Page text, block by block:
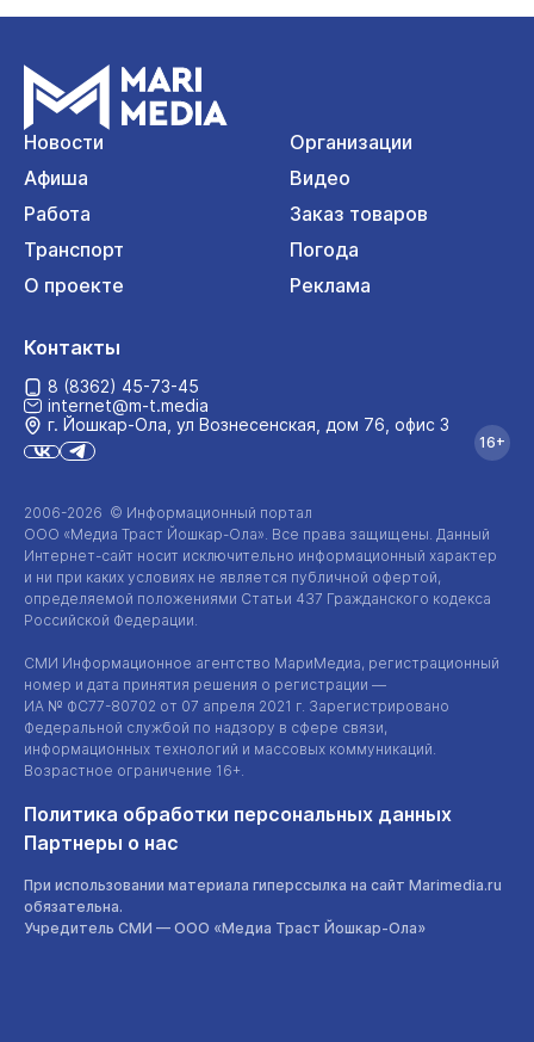
Новости
Организации
Афиша
Видео
Работа
Заказ товаров
Транспорт
Погода
О проекте
Реклама
2006-2026 © Информационный портал
ООО «Медиа Траст Йошкар-Ола». Все права защищены. Данный
Интернет-сайт носит исключительно информационный характер
и ни при каких условиях не является публичной офертой,
определяемой положениями Статьи 437 Гражданского кодекса
Российской Федерации.
СМИ Информационное агентство МариМедиа, регистрационный
номер и дата принятия решения о регистрации —
ИА № ФС77-80702 от 07 апреля 2021 г. Зарегистрировано
Федеральной службой по надзору в сфере связи,
информационных технологий и массовых коммуникаций.
Возрастное ограничение 16+.
Политика обработки персональных данных
Партнеры о нас
При использовании материала гиперссылка на сайт Marimedia.ru
обязательна.
Учредитель СМИ — ООО «Медиа Траст Йошкар-Ола»
Контакты
8 (8362) 45-73-45
internet@m-t.media
г. Йошкар‑Ола, ул Вознесенская, дом 76, офис 3
16+